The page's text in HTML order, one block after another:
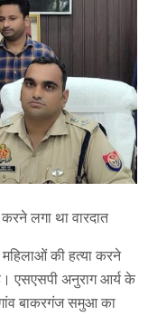
लगा था वारदात
की हत्या करने
एसएसपी अनुराग आर्य के
बाकरगंज समुआ का